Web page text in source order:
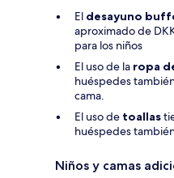
El desayuno
aproximado de
para los niños
El uso de la ropa
huéspedes
cama.
El uso de toallas
huéspedes
Niños y camas